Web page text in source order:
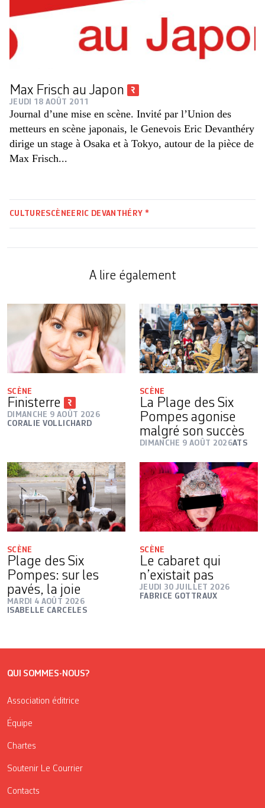
Max Frisch au Japon
JEUDI 18 AOÛT 2011
Journal d’une mise en scène. Invité par l’Union des
metteurs en scène japonais, le Genevois Eric Devanthéry
dirige un stage à Osaka et à Tokyo, autour de la pièce de
Max Frisch...
CULTURESCÈNE ERIC DEVANTHÉRY *
A lire également
SCÈNE
Finisterre
DIMANCHE 9 AOÛT 2026
CORALIE VOLLICHARD
SCÈNE
La Plage des Six
Pompes agonise
malgré son succès
DIMANCHE 9 AOÛT 2026ATS
SCÈNE
Plage des Six
Pompes: sur les
pavés, la joie
MARDI 4 AOÛT 2026
ISABELLE CARCELES
SCÈNE
Le cabaret qui
n’existait pas
JEUDI 30 JUILLET 2026
FABRICE GOTTRAUX
QUI SOMMES-NOUS?
Association éditrice
Équipe
Chartes
Soutenir Le Courrier
Contacts